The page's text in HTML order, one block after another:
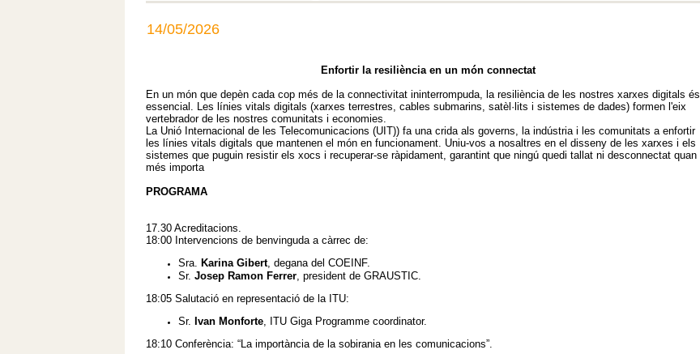
14/05/2026
Enfortir la resiliència en un món connectat
En un món que depèn cada cop més de la connectivitat ininterrompuda, la resiliència de les nostres xarxes digitals és
essencial. Les línies vitals digitals (xarxes terrestres, cables submarins, satèl·lits i sistemes de dades) formen l'eix
vertebrador de les nostres comunitats i economies.
La Unió Internacional de les Telecomunicacions (UIT)) fa una crida als governs, la indústria i les comunitats a enfortir
les línies vitals digitals que mantenen el món en funcionament. Uniu-vos a nosaltres en el disseny de les xarxes i els
sistemes que puguin resistir els xocs i recuperar-se ràpidament, garantint que ningú quedi tallat ni desconnectat quan
més importa
PROGRAMA
17.30 Acreditacions.
18:00 Intervencions de benvinguda a càrrec de:
Sra.
Karina Gibert, degana del COEINF.
Sr. Josep Ramon Ferrer, president de GRAUSTIC.
18:05 Salutació en representació de la ITU:
Sr.
Ivan Monforte , ITU Giga Programme coordinator.
18:10 Conferència: “La importància de la sobirania en les comunicacions”.